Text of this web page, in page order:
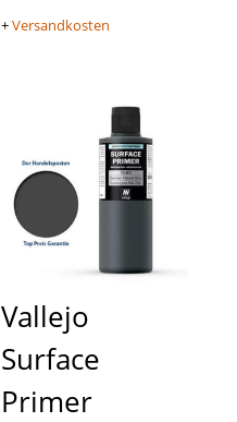
+Versandkosten
Vallejo
Surface
Primer